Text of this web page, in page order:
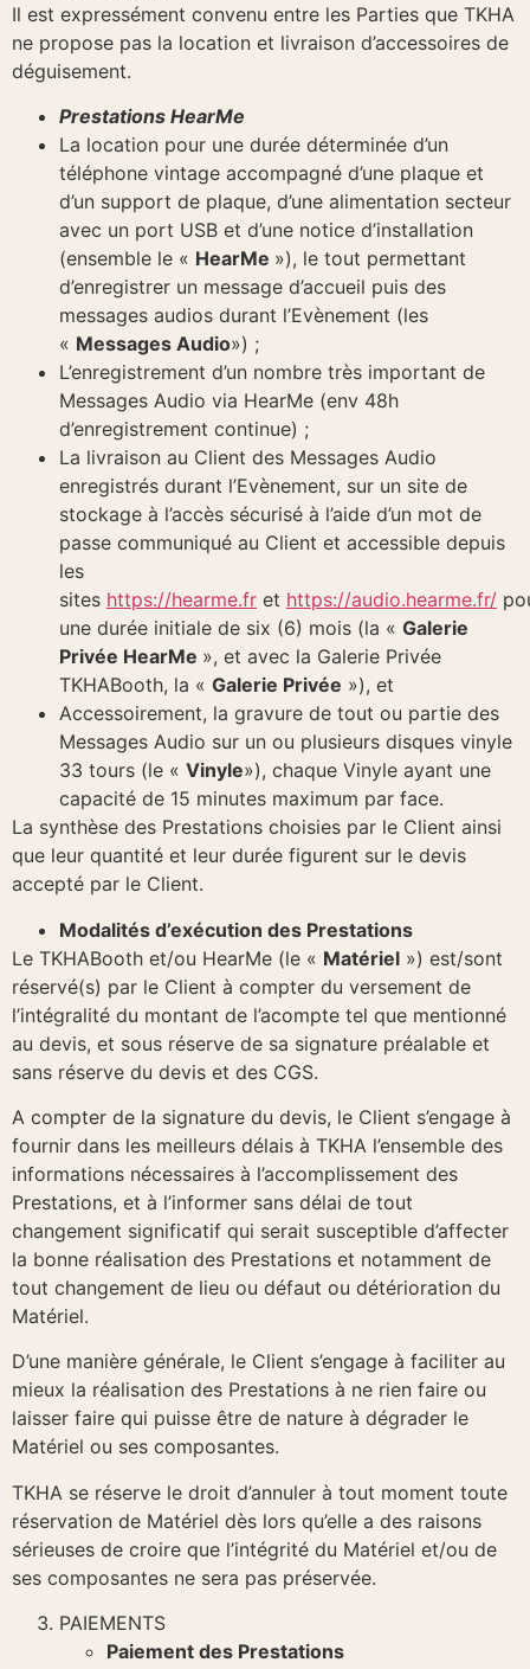
Il est expressément convenu entre les Parties que TKHA
ne propose pas la location et livraison d’accessoires de
déguisement.
Prestations HearMe
La location pour une durée déterminée d’un
téléphone vintage accompagné d’une plaque et
d’un support de plaque, d’une alimentation secteur
avec un port USB et d’une notice d’installation
(ensemble le « HearMe »), le tout permettant
d’enregistrer un message d’accueil puis des
messages audios durant l’Evènement (les
« Messages Audio») ;
L’enregistrement d’un nombre très important de
Messages Audio via HearMe (env 48h
d’enregistrement continue) ;
La livraison au Client des Messages Audio
enregistrés durant l’Evènement, sur un site de
stockage à l’accès sécurisé à l’aide d’un mot de
passe communiqué au Client et accessible depuis
les
sites https://hearme.fr et https://audio.hearme.fr/
une durée initiale de six (6) mois (la « Galerie
Privée HearMe », et avec la Galerie Privée
TKHABooth, la « Galerie Privée »), et
Accessoirement, la gravure de tout ou partie des
Messages Audio sur un ou plusieurs disques vinyle
33 tours (le « Vinyle»), chaque Vinyle ayant une
capacité de 15 minutes maximum par face.
La synthèse des Prestations choisies par le Client ainsi
que leur quantité et leur durée figurent sur le devis
accepté par le Client.
Modalités d’exécution des Prestations
Le TKHABooth et/ou HearMe (le « Matériel ») est/sont
réservé(s) par le Client à compter du versement de
l’intégralité du montant de l’acompte tel que mentionné
au devis, et sous réserve de sa signature préalable et
sans réserve du devis et des CGS.
A compter de la signature du devis, le Client s’engage à
fournir dans les meilleurs délais à TKHA l’ensemble des
informations nécessaires à l’accomplissement des
Prestations, et à l’informer sans délai de tout
changement significatif qui serait susceptible d’affecter
la bonne réalisation des Prestations et notamment de
tout changement de lieu ou défaut ou détérioration du
Matériel.
D’une manière générale, le Client s’engage à faciliter au
mieux la réalisation des Prestations à ne rien faire ou
laisser faire qui puisse être de nature à dégrader le
Matériel ou ses composantes.
TKHA se réserve le droit d’annuler à tout moment toute
réservation de Matériel dès lors qu’elle a des raisons
sérieuses de croire que l’intégrité du Matériel et/ou de
ses composantes ne sera pas préservée.
PAIEMENTS
Paiement des Prestations